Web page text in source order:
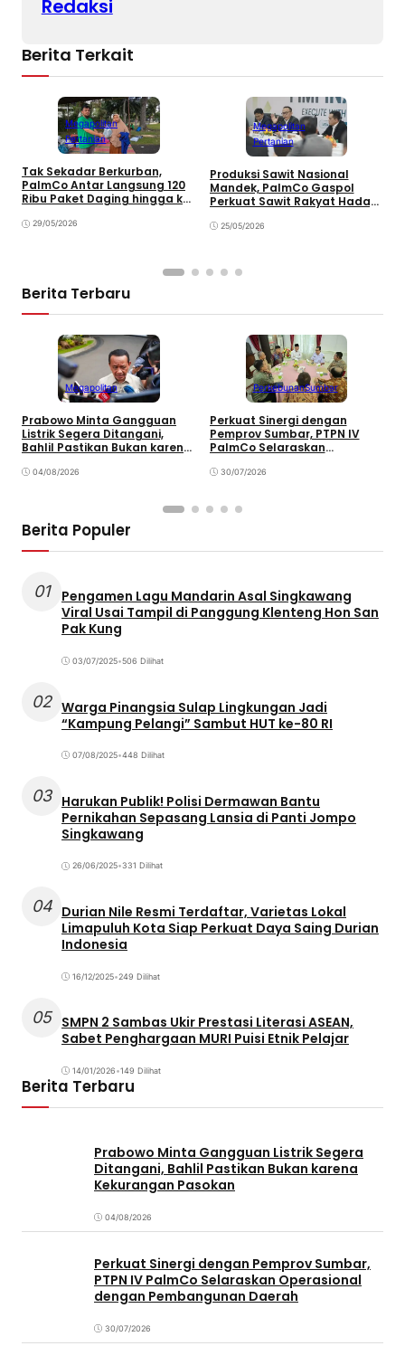
Redaksi
Berita Terkait
Megapolitan
Pertanian
Tak Sekadar Berkurban,
PalmCo Antar Langsung 120
Ribu Paket Daging hingga ke
29/05/2026
Megapolitan
Pertanian
Produksi Sawit Nasional
Mandek, PalmCo Gaspol
Perkuat Sawit Rakyat Hadapi
25/05/2026
Berita Terbaru
Megapolitan
Prabowo Minta Gangguan
Listrik Segera Ditangani,
Bahlil Pastikan Bukan karena
04/08/2026
PerkebunanSumbar
Perkuat Sinergi dengan
Pemprov Sumbar, PTPN IV
PalmCo Selaraskan
Pembangunan Daerah
30/07/2026
Berita Populer
01
Pengamen Lagu Mandarin Asal Singkawang
Viral Usai Tampil di Panggung Klenteng Hon San
Pak Kung
03/07/2025•506 Dilihat
02 Warga Pinangsia Sulap Lingkungan Jadi
“Kampung Pelangi” Sambut HUT ke-80 RI
07/08/2025•448 Dilihat
03 Harukan Publik! Polisi Dermawan Bantu
Pernikahan Sepasang Lansia di Panti Jompo
Singkawang
26/06/2025•331 Dilihat
04 Durian Nile Resmi Terdaftar, Varietas Lokal
Limapuluh Kota Siap Perkuat Daya Saing Durian
Indonesia
16/12/2025•249 Dilihat
05 SMPN 2 Sambas Ukir Prestasi Literasi ASEAN,
Sabet Penghargaan MURI Puisi Etnik Pelajar
14/01/2026•149 Dilihat
Berita Terbaru
Prabowo Minta Gangguan Listrik Segera
Ditangani, Bahlil Pastikan Bukan karena
Kekurangan Pasokan
04/08/2026
Perkuat Sinergi dengan Pemprov Sumbar,
PTPN IV PalmCo Selaraskan Operasional
dengan Pembangunan Daerah
30/07/2026